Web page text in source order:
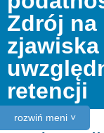
rozwiń meni ˅
Zdrój
retencji